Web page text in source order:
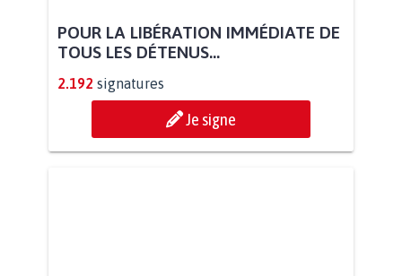
POUR LA LIBÉRATION IMMÉDIATE DE
TOUS LES DÉTENUS...
2.192 signatures
Je signe